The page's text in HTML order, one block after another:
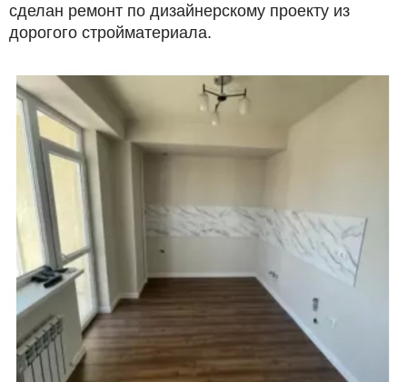
сделан ремонт по дизайнерскому проекту из
дорогого стройматериала.